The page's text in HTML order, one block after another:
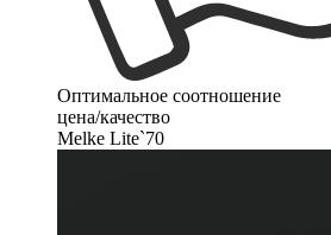
Оптимальное соотношение
цена/качество
Melke Lite`70